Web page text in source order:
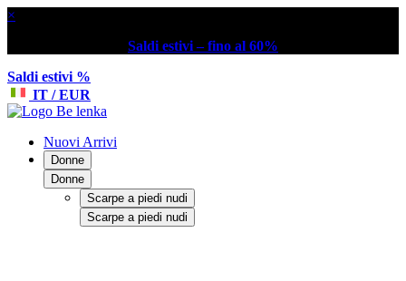
×
Saldi estivi – fino al 60%
Saldi estivi %
IT / EUR
Nuovi Arrivi
Donne
Donne
Scarpe a piedi nudi
Scarpe a piedi nudi